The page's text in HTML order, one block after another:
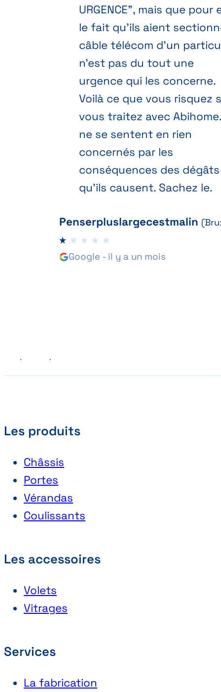
URGENCE", mais que pour
le fait qu'ils aient
câble télécom d'un
n'est pas du tout une
urgence qui les concerne.
Voilà ce que vous risquez
vous traitez avec
ne se sentent en rien
concernés par les
conséquences des dégâts
qu'ils causent. Sachez le.
Penserpluslargecestmalin
Google - il y a un mois
Les produits
Châssis
Portes
Vérandas
Coulissants
Les accessoires
Volets
Vitrages
Services
La fabrication